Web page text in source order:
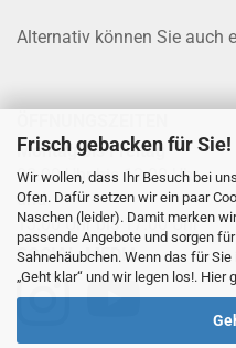
Frisch gebacken für Sie!
Wir wollen, dass Ihr Besuch bei
Ofen. Dafür setzen wir ein paar
Naschen (leider). Damit merken
passende Angebote und sorgen
Sahnehäubchen. Wenn das für
„Geht klar“ und wir legen los!. Hier
Alternativ können Sie auch
Montag bis Freitag
08.00 Uhr bis 12.00 Uhr
und
13.00 Uhr bis 17.00 Uhr
SOCIAL-MEDIA